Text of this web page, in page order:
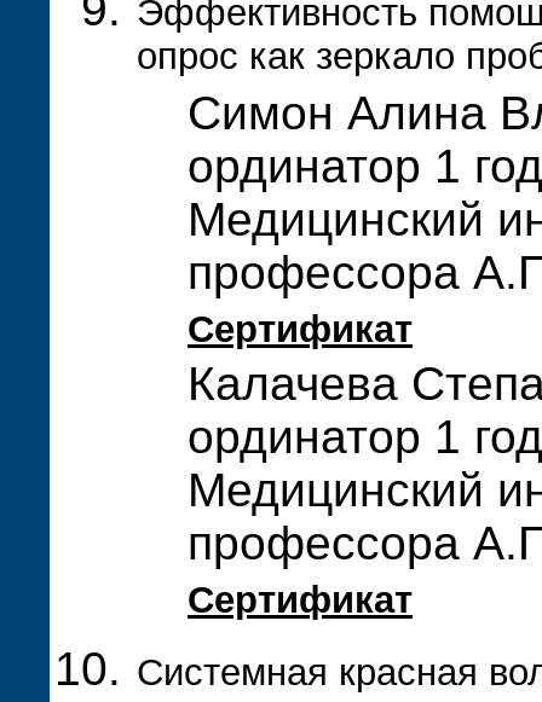
Эффективность
опрос как зеркало
Симон Алина
ординатор 1
Медицинский
профессора
Сертификат
Калачева
ординатор 1
Медицинский
профессора
Сертификат
Системная красная